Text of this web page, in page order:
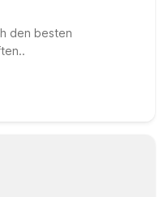
den besten